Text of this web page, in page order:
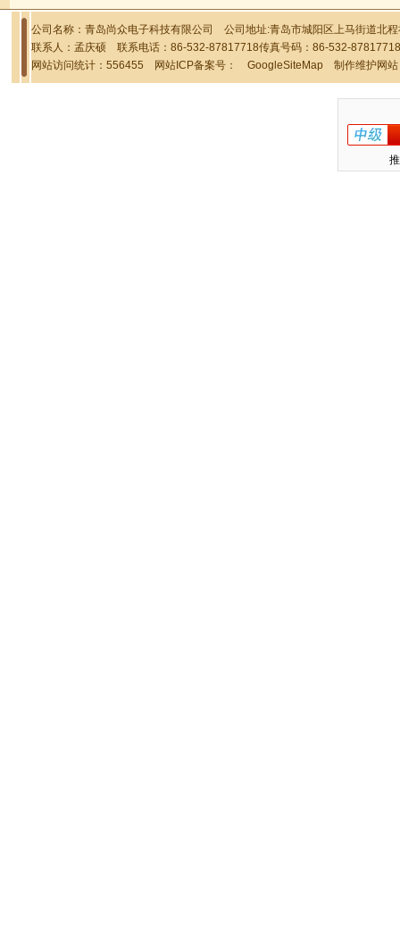
公司名称：青岛尚众电子科技有限公司 公司地址:青岛市城阳区上马街道北
联系人：孟庆硕 联系电话：86-532-87817718传真号码：86-532-
网站访问统计：556455 网站ICP备案号： GoogleSiteMap 制作维护网站